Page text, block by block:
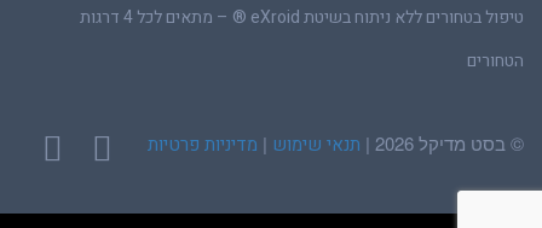
טיפול בטחורים ללא ניתוח בשיטת eXroid ® – מתאים לכל 4 דרגות
הטחורים
© בסט מדיקל 2026 | תנאי שימוש | מדיניות פרטיות